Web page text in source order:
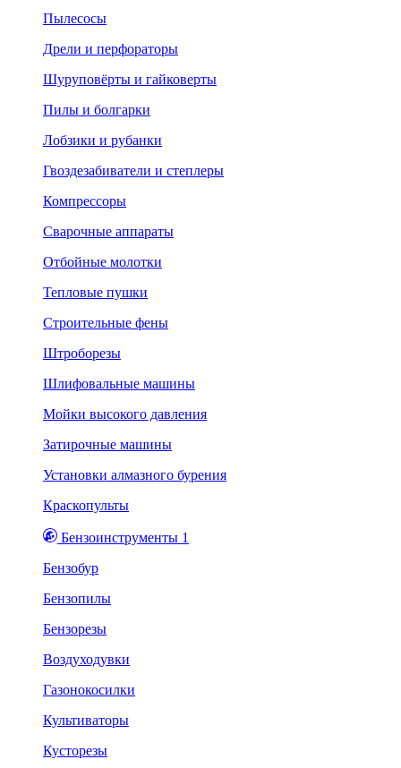
Пылесосы
Дрели и перфораторы
Шуруповёрты и гайковерты
Пилы и болгарки
Лобзики и рубанки
Гвоздезабиватели и степлеры
Компрессоры
Сварочные аппараты
Отбойные молотки
Тепловые пушки
Строительные фены
Штроборезы
Шлифовальные машины
Мойки высокого давления
Затирочные машины
Установки алмазного бурения
Краскопульты
Бензоинструменты 1
Бензобур
Бензопилы
Бензорезы
Воздуходувки
Газонокосилки
Культиваторы
Кусторезы